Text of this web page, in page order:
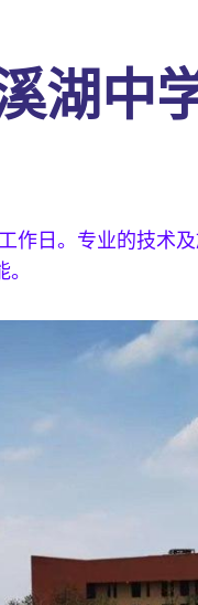
湖中
作日。专业的技术